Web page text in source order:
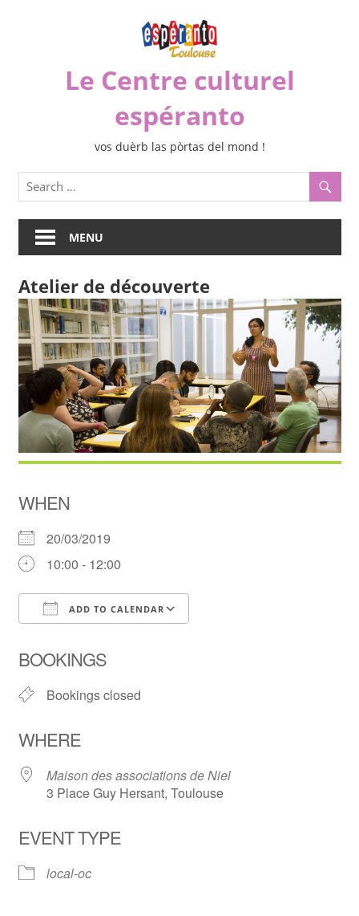
Le Centre culturel
espéranto
vos duèrb las pòrtas del mond !
MENU
Atelier de découverte
WHEN
20/03/2019
10:00 - 12:00
ADD TO CALENDAR
BOOKINGS
Bookings closed
WHERE
Maison des associations de Niel
3 Place Guy Hersant, Toulouse
EVENT TYPE
local-oc